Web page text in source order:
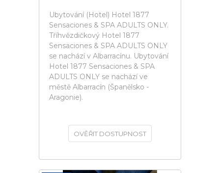
Ubytování (Hotel) Hotel 1877
Sensaciones & SPA ADULTS ONLY.
Tříhvězdičkový Hotel 1877
Sensaciones & SPA ADULTS ONLY
se nachází v Albarracínu. Ubytování
Hotel 1877 Sensaciones & SPA
ADULTS ONLY se nachází ve
městě Albarracín (Španělsko -
Aragonie).
OVĚŘIT DOSTUPNOST